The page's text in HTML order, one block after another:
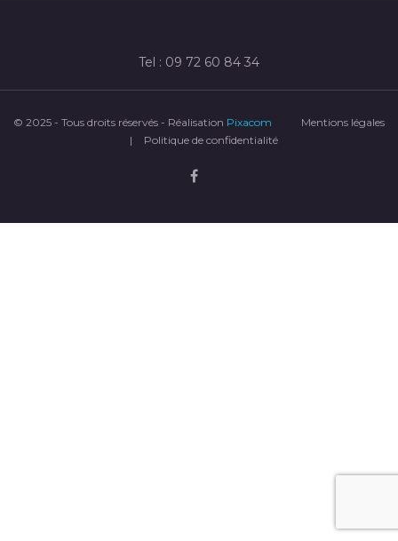
Tel : 09 72 60 84 34
© 2025 - Tous droits réservés - Réalisation Pixacom
Mentions légales
|
Politique de confidentialité